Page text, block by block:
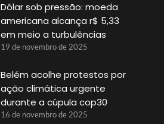
Dólar sob pressão: moeda
americana alcança r$ 5,33
em meio a turbulências
19 de novembro de 2025
Belém acolhe protestos por
ação climática urgente
durante a cúpula cop30
16 de novembro de 2025